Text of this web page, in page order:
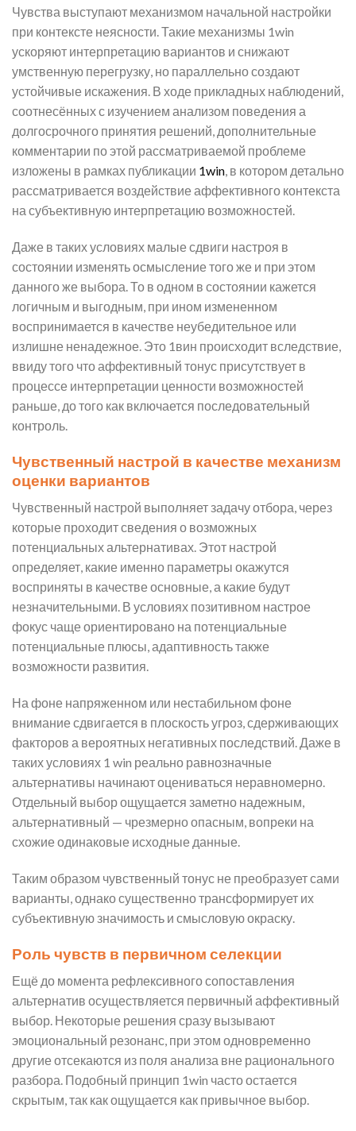
Чувства выступают механизмом начальной настройки
при контексте неясности. Такие механизмы 1win
ускоряют интерпретацию вариантов и снижают
умственную перегрузку, но параллельно создают
устойчивые искажения. В ходе прикладных наблюдений,
соотнесённых с изучением анализом поведения а
долгосрочного принятия решений, дополнительные
комментарии по этой рассматриваемой проблеме
изложены в рамках публикации 1win, в котором детально
рассматривается воздействие аффективного контекста
на субъективную интерпретацию возможностей.
Даже в таких условиях малые сдвиги настроя в
состоянии изменять осмысление того же и при этом
данного же выбора. То в одном в состоянии кажется
логичным и выгодным, при ином измененном
воспринимается в качестве неубедительное или
излишне ненадежное. Это 1вин происходит вследствие,
ввиду того что аффективный тонус присутствует в
процессе интерпретации ценности возможностей
раньше, до того как включается последовательный
контроль.
Чувственный настрой в качестве механизм
оценки вариантов
Чувственный настрой выполняет задачу отбора, через
которые проходит сведения о возможных
потенциальных альтернативах. Этот настрой
определяет, какие именно параметры окажутся
восприняты в качестве основные, а какие будут
незначительными. В условиях позитивном настрое
фокус чаще ориентировано на потенциальные
потенциальные плюсы, адаптивность также
возможности развития.
На фоне напряженном или нестабильном фоне
внимание сдвигается в плоскость угроз, сдерживающих
факторов а вероятных негативных последствий. Даже в
таких условиях 1 win реально равнозначные
альтернативы начинают оцениваться неравномерно.
Отдельный выбор ощущается заметно надежным,
альтернативный — чрезмерно опасным, вопреки на
схожие одинаковые исходные данные.
Таким образом чувственный тонус не преобразует сами
варианты, однако существенно трансформирует их
субъективную значимость и смысловую окраску.
Роль чувств в первичном селекции
Ещё до момента рефлексивного сопоставления
альтернатив осуществляется первичный аффективный
выбор. Некоторые решения сразу вызывают
эмоциональный резонанс, при этом одновременно
другие отсекаются из поля анализа вне рационального
разбора. Подобный принцип 1win часто остается
скрытым, так как ощущается как привычное выбор.